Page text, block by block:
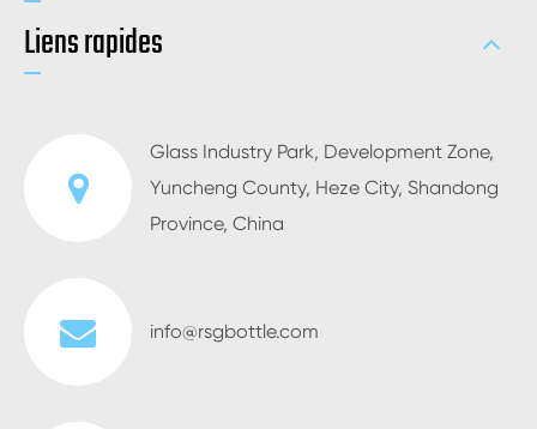
Liens rapides
Glass Industry Park, Development Zone,
Yuncheng County, Heze City, Shandong
Province, China
info@rsgbottle.com